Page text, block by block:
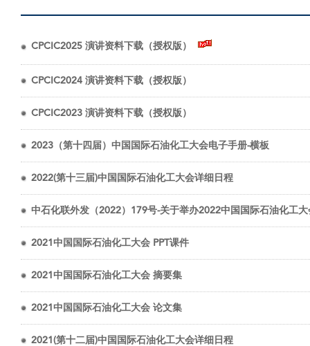
CPCIC2025 演讲资料下载（授权版）
CPCIC2024 演讲资料下载（授权版）
CPCIC2023 演讲资料下载（授权版）
2023（第十四届）中国国际石油化工大会电子手册-横板
2022(第十三届)中国国际石油化工大会详细日程
中石化联外发（2022）179号-关于举办2022中国国际石油化工
2021中国国际石油化工大会 PPT课件
2021中国国际石油化工大会 摘要集
2021中国国际石油化工大会 论文集
2021(第十二届)中国国际石油化工大会详细日程